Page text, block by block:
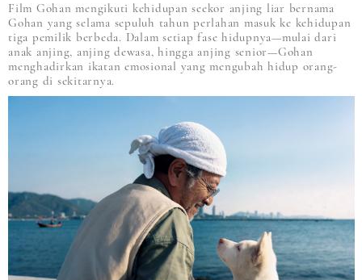
Film Gohan mengikuti kehidupan seekor anjing liar bernama
Gohan yang selama sepuluh tahun perlahan masuk ke kehidupan
tiga pemilik berbeda. Dalam setiap fase hidupnya—mulai dari
anak anjing, anjing dewasa, hingga anjing senior—Gohan
menghadirkan ikatan emosional yang mengubah hidup orang-
orang di sekitarnya.